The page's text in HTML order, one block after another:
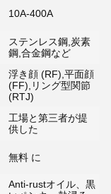
10A-400A
ステンレス鋼,炭素
鋼,合金鋼など
浮き顔 (RF),平面顔
(FF),リング型関節
(RTJ)
工場と第三者が提
供した
無料 に
Anti-rustオイル、黒